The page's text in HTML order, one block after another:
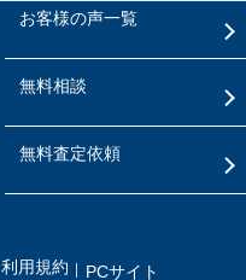
お客様の声一覧
無料相談
無料査定依頼
利用規約 PCサイト